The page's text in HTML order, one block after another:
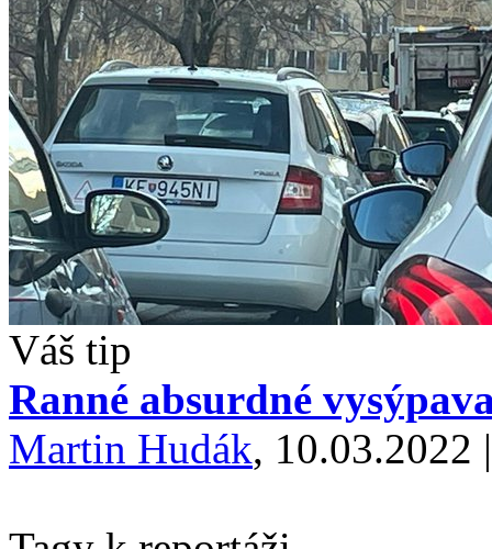
Váš tip
Ranné absurdné
Martin Hudák, 10.03.2022